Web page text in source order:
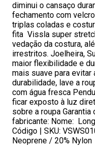
diminui o cansaço
fechamento com
triplas coladas e
fita Vissla super
vedação da costura,
irrestritos. Joelheira,
maior flexibilidade e
mais suave para evitar
durabilidade, lave a
com água fresca
ficar exposto à luz
sobre a roupa
fabricante: Nome:
Código | SKU:
Neoprene / 20% Nylon